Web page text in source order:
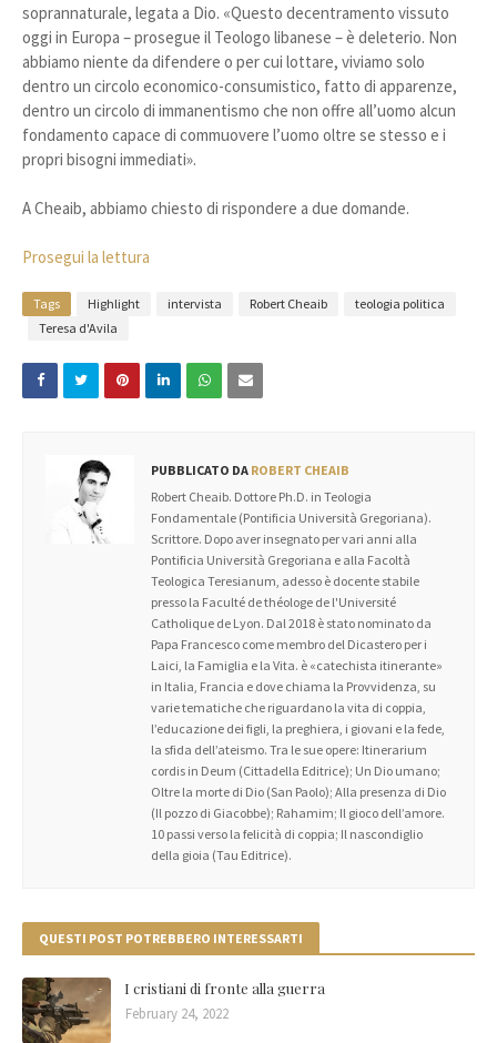
soprannaturale, legata a Dio. «Questo decentramento vissuto
oggi in Europa – prosegue il Teologo libanese – è deleterio. Non
abbiamo niente da difendere o per cui lottare, viviamo solo
dentro un circolo economico-consumistico, fatto di apparenze,
dentro un circolo di immanentismo che non offre all’uomo alcun
fondamento capace di commuovere l’uomo oltre se stesso e i
propri bisogni immediati».
A Cheaib, abbiamo chiesto di rispondere a due domande.
Prosegui la lettura
Tags Highlight intervista Robert Cheaib
teologia politica
Teresa d'Avila
PUBBLICATO DA ROBERT CHEAIB
Robert Cheaib. Dottore Ph.D. in Teologia
Fondamentale (Pontificia Università Gregoriana).
Scrittore. Dopo aver insegnato per vari anni alla
Pontificia Università Gregoriana e alla Facoltà
Teologica Teresianum, adesso è docente stabile
presso la Faculté de théologe de l'Université
Catholique de Lyon. Dal 2018 è stato nominato da
Papa Francesco come membro del Dicastero per i
Laici, la Famiglia e la Vita. è «catechista itinerante»
in Italia, Francia e dove chiama la Provvidenza, su
varie tematiche che riguardano la vita di coppia,
l’educazione dei figli, la preghiera, i giovani e la fede,
la sfida dell’ateismo. Tra le sue opere: Itinerarium
cordis in Deum (Cittadella Editrice); Un Dio umano;
Oltre la morte di Dio (San Paolo); Alla presenza di Dio
(Il pozzo di Giacobbe); Rahamim; Il gioco dell’amore.
10 passi verso la felicità di coppia; Il nascondiglio
della gioia (Tau Editrice).
QUESTI POST POTREBBERO INTERESSARTI
I cristiani di fronte alla guerra
February 24, 2022